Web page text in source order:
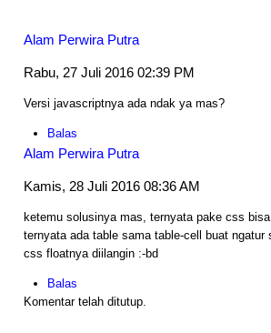
Alam Perwira Putra
Rabu, 27 Juli 2016 02:39 PM
Versi javascriptnya ada ndak ya mas?
Balas
Alam Perwira Putra
Kamis, 28 Juli 2016 08:36 AM
ketemu solusinya mas, ternyata pake css
ternyata ada table sama table-cell buat ngatur
css floatnya diilangin :-bd
Balas
Komentar telah ditutup.